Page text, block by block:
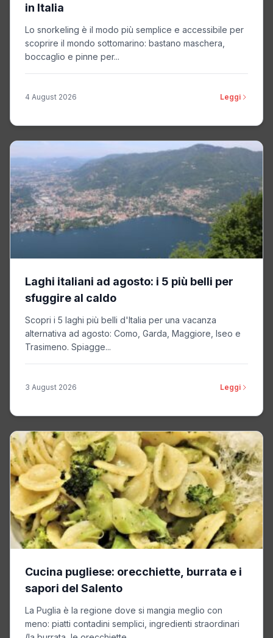
in Italia
Lo snorkeling è il modo più semplice e accessibile per
scoprire il mondo sottomarino: bastano maschera,
boccaglio e pinne per...
4 August 2026 Leggi
Laghi italiani ad agosto: i 5 più belli per
sfuggire al caldo
Scopri i 5 laghi più belli d'Italia per una vacanza
alternativa ad agosto: Como, Garda, Maggiore, Iseo e
Trasimeno. Spiagge...
3 August 2026 Leggi
Cucina pugliese: orecchiette, burrata e i
sapori del Salento
La Puglia è la regione dove si mangia meglio con
meno: piatti contadini semplici, ingredienti straordinari